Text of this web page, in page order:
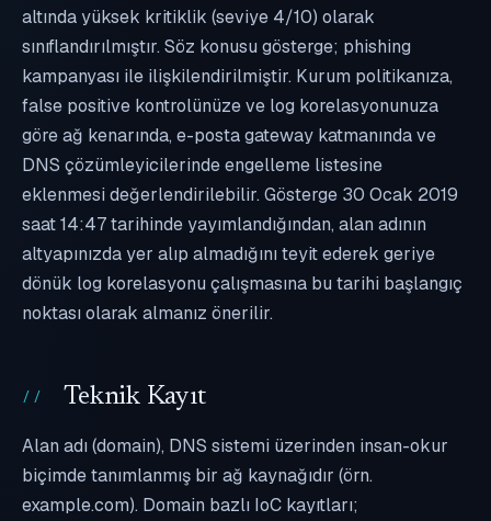
altında yüksek kritiklik (seviye 4/10) olarak
sınıflandırılmıştır. Söz konusu gösterge; phishing
kampanyası ile ilişkilendirilmiştir. Kurum politikanıza,
false positive kontrolünüze ve log korelasyonunuza
göre ağ kenarında, e-posta gateway katmanında ve
DNS çözümleyicilerinde engelleme listesine
eklenmesi değerlendirilebilir. Gösterge 30 Ocak 2019
saat 14:47 tarihinde yayımlandığından, alan adının
altyapınızda yer alıp almadığını teyit ederek geriye
dönük log korelasyonu çalışmasına bu tarihi başlangıç
noktası olarak almanız önerilir.
Teknik Kayıt
Alan adı (domain), DNS sistemi üzerinden insan-okur
biçimde tanımlanmış bir ağ kaynağıdır (örn.
example.com). Domain bazlı IoC kayıtları;